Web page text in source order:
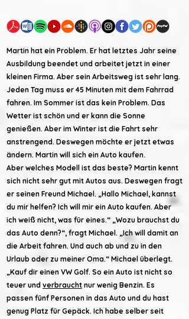
Martin hat ein Problem. Er hat letztes Jahr seine
Ausbildung beendet und arbeitet jetzt in einer
kleinen Firma. Aber sein Arbeitsweg ist sehr lang.
Jeden Tag muss er 45 Minuten mit dem Fahrrad
fahren. Im Sommer ist das kein Problem. Das
Wetter ist schön und er kann die Sonne
genießen. Aber im Winter ist die Fahrt sehr
anstrengend. Deswegen möchte er jetzt etwas
ändern. Martin will sich ein Auto kaufen.
Aber welches Modell ist das beste? Martin kennt
sich nicht sehr gut mit Autos aus. Deswegen fragt
er seinen Freund Michael. „Hallo Michael, kannst
du mir helfen? Ich will mir ein Auto kaufen. Aber
ich weiß nicht, was für eines.“ „Wozu brauchst du
das Auto denn?“, fragt Michael. „Ich will damit an
die Arbeit fahren. Und auch ab und zu in den
Urlaub oder zu meiner Oma.“ Michael überlegt.
„Kauf dir einen VW Golf. So ein Auto ist nicht so
teuer und verbraucht nur wenig Benzin. Es
passen fünf Personen in das Auto und du hast
genug Platz für Gepäck. Ich habe selber seit